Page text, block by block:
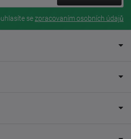
sezpracovaním osobních údajů